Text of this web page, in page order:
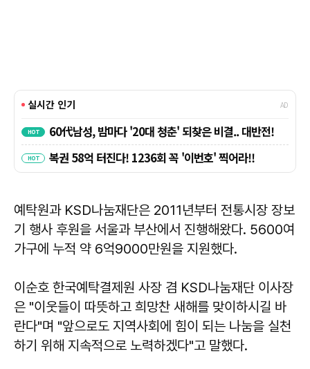
예탁원과 KSD나눔재단은 2011년부터 전통시장 장보
기 행사 후원을 서울과 부산에서 진행해왔다. 5600여
가구에 누적 약 6억9000만원을 지원했다.
이순호 한국예탁결제원 사장 겸 KSD나눔재단 이사장
은 "이웃들이 따뜻하고 희망찬 새해를 맞이하시길 바
란다"며 "앞으로도 지역사회에 힘이 되는 나눔을 실천
하기 위해 지속적으로 노력하겠다"고 말했다.